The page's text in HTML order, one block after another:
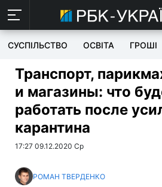
СУСПІЛЬСТВО ОСВІТА ГРОШІ
Транспорт,
и магазины: что
работать после
карантина
17:27 09.12.2020 Ср
РОМАН ТВЕРДЕНКО